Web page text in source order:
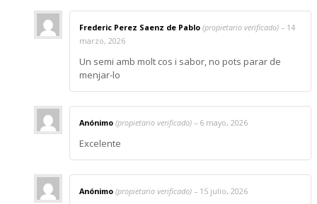
Frederic Perez Saenz de Pablo (propietario verificado) – 14
marzo, 2026
Un semi amb molt cos i sabor, no pots parar de
menjar-lo
Anónimo (propietario verificado) – 6 mayo, 2026
Excelente
Anónimo (propietario verificado) – 15 julio, 2026